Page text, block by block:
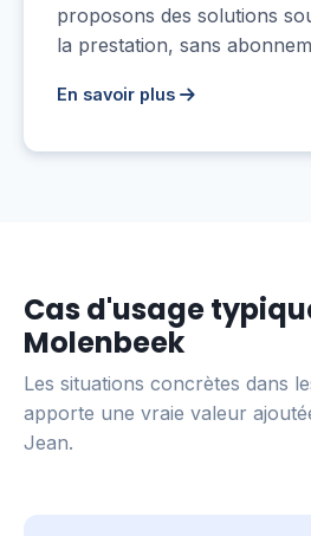
proposons des solutions
la prestation, sans
En savoir plus
Cas d'usage
Molenbeek
Les situations concrètes dans
apporte une vraie valeur
Jean.